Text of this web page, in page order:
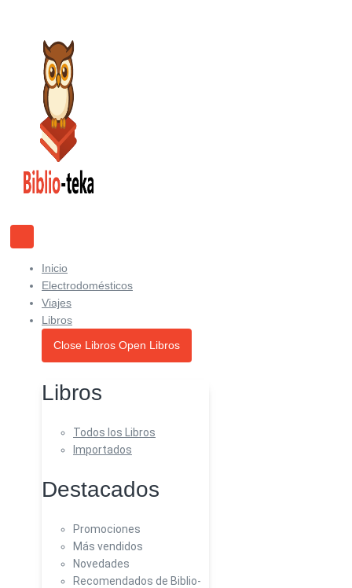
contenido
Inicio
Electrodomésticos
Viajes
Libros
Close Libros Open Libros
Libros
Todos los Libros
Importados
Destacados
Promociones
Más vendidos
Novedades
Recomendados de Biblio-